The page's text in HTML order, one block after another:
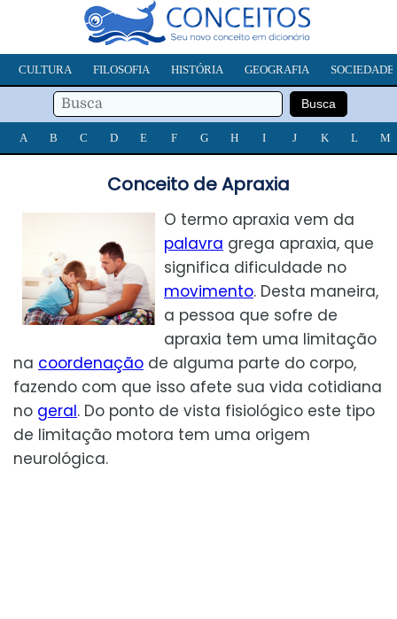
CULTURA FILOSOFIA HISTÓRIA GEOGRAFIA SOCIEDADE
A B C D E F G H I J K L M
Conceito de Apraxia
O termo apraxia vem da
palavra grega apraxia, que
significa dificuldade no
movimento. Desta maneira,
a pessoa que sofre de
apraxia tem uma limitação
na coordenação de alguma parte do corpo,
fazendo com que isso afete sua vida cotidiana
no geral. Do ponto de vista fisiológico este tipo
de limitação motora tem uma origem
neurológica.